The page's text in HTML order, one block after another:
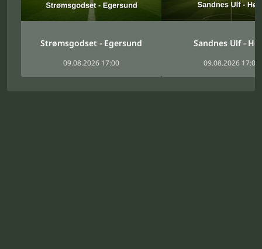
Strømsgodset - Egersund
09.08.2026 17:00
Sandnes Ulf -
09.08.2026 17:00